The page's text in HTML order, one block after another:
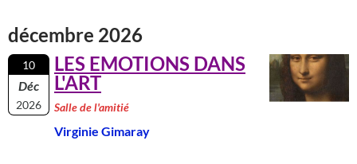
décembre 2026
10
Déc
2026
LES EMOTIONS DANS
L'ART
Salle de l'amitié
Virginie Gimaray